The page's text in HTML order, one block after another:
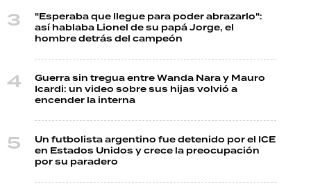
"Esperaba que llegue para poder abrazarlo":
así hablaba Lionel de su papá Jorge, el
hombre detrás del campeón
Guerra sin tregua entre Wanda Nara y Mauro
Icardi: un video sobre sus hijas volvió a
encender la interna
Un futbolista argentino fue detenido por el ICE
en Estados Unidos y crece la preocupación
por su paradero